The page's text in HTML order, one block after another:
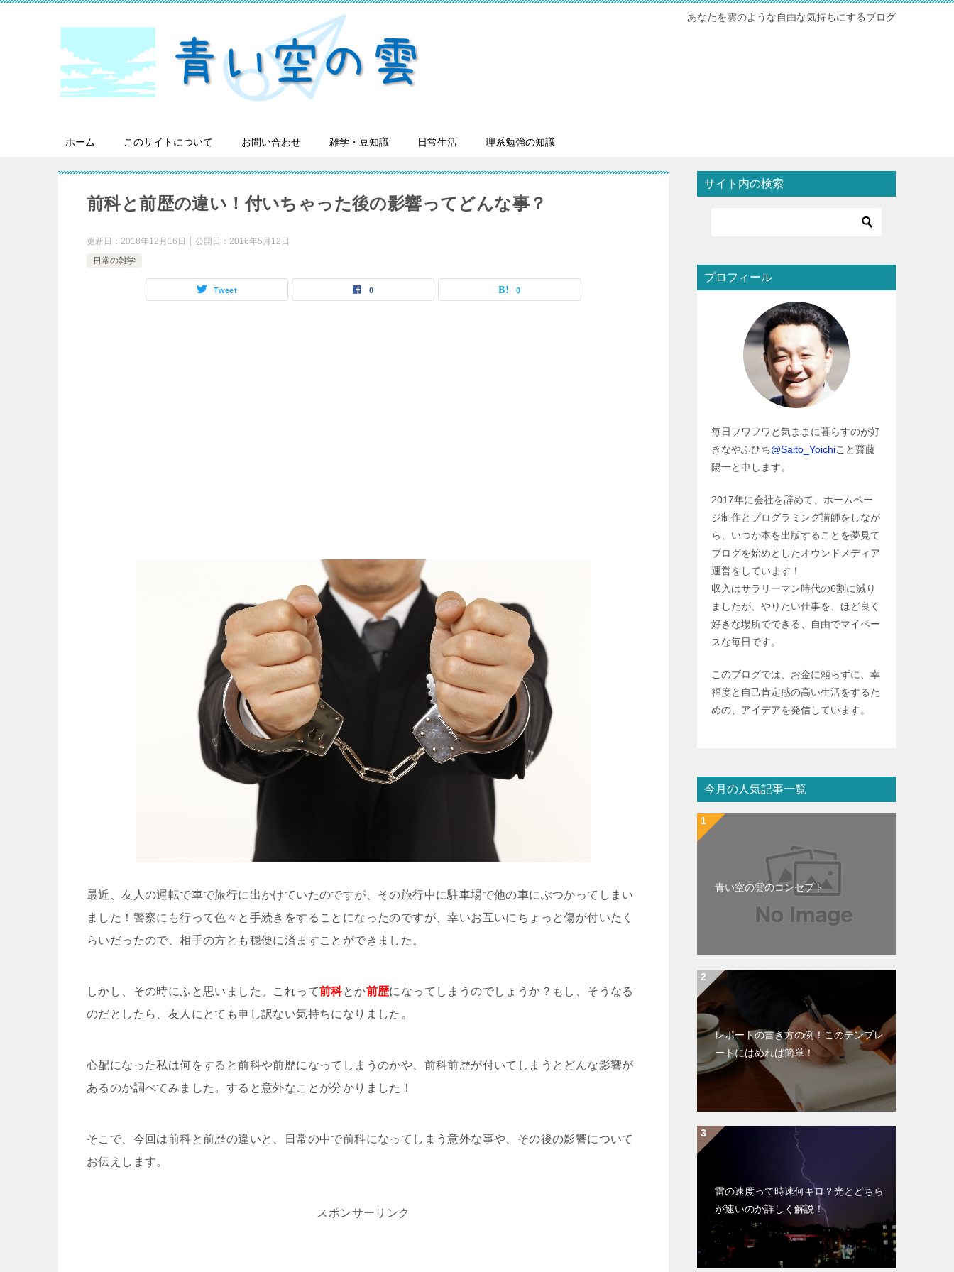
あなたを雲のような自由な気持ちにするブログ
ホーム このサイトについて お問い合わせ 雑学・豆知識 日常生活 理系勉強の知識
前科と前歴の違い！付いちゃった後の影響ってどんな事？
更新日： 2018年12月16日 公開日： 2016年5月12日
日常の雑学
Tweet 0 0
最近、友人の運転で車で旅行に出かけていたのですが、その旅行中に駐車場で他の車にぶつかってしまい
ました！警察にも行って色々と手続きをすることになったのですが、幸いお互いにちょっと傷が付いたく
らいだったので、相手の方とも穏便に済ますことができました。
しかし、その時にふと思いました。これって前科とか前歴になってしまうのでしょうか？もし、そうなる
のだとしたら、友人にとても申し訳ない気持ちになりました。
心配になった私は何をすると前科や前歴になってしまうのかや、前科前歴が付いてしまうとどんな影響が
あるのか調べてみました。すると意外なことが分かりました！
そこで、今回は前科と前歴の違いと、日常の中で前科になってしまう意外な事や、その後の影響について
お伝えします。
スポンサーリンク
サイト内の検索
プロフィール
毎日フワフワと気ままに暮らすのが好
きなやふひち@Saito_Yoichiこと齋藤
陽一と申します。
2017年に会社を辞めて、ホームペー
ジ制作とプログラミング講師をしなが
ら、いつか本を出版することを夢見て
ブログを始めとしたオウンドメディア
運営をしています！
収入はサラリーマン時代の6割に減り
ましたが、やりたい仕事を、ほど良く
好きな場所でできる、自由でマイペー
スな毎日です。
このブログでは、お金に頼らずに、幸
福度と自己肯定感の高い生活をするた
めの、アイデアを発信しています。
今月の人気記事一覧
青い空の雲のコンセプト
レポートの書き方の例！このテンプレ
ートにはめれば簡単！
雷の速度って時速何キロ？光とどちら
が速いのか詳しく解説！